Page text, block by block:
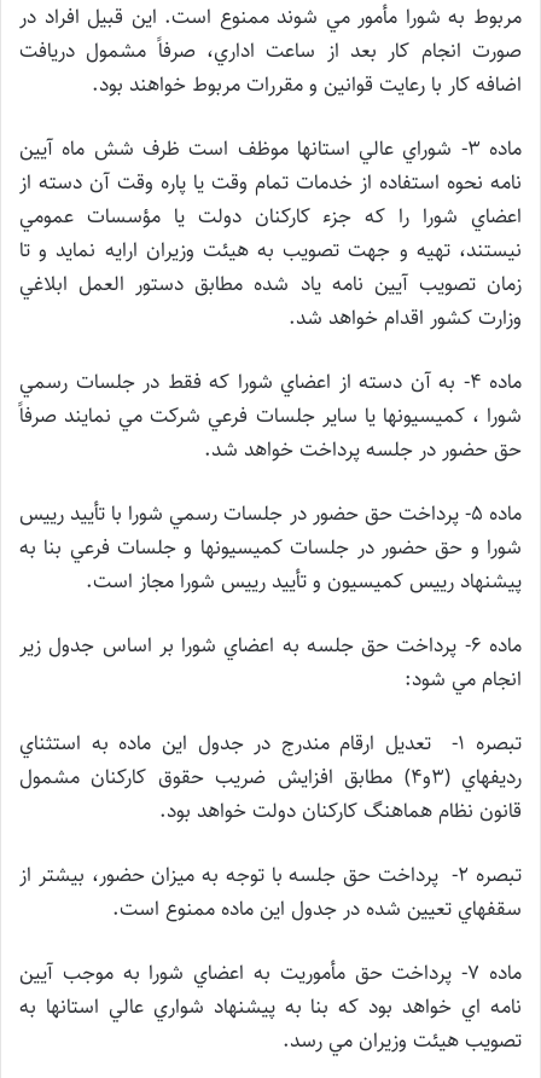
مربوط به شورا مأمور مي شوند ممنوع است. اين قبيل افراد در
صورت انجام كار بعد از ساعت اداري، صرفاً مشمول دريافت
اضافه كار با رعايت قوانين و مقررات مربوط خواهند بود.
ماده 3- شوراي عالي استانها موظف است ظرف شش ماه آيين
نامه نحوه استفاده از خدمات تمام وقت يا پاره وقت آن دسته از
اعضاي شورا را كه جزء كاركنان دولت يا مؤسسات عمومي
نيستند، تهيه و جهت تصويب به هيئت وزيران ارايه نمايد و تا
زمان تصويب آيين نامه ياد شده مطابق دستور العمل ابلاغي
وزارت كشور اقدام خواهد شد.
ماده 4- به آن دسته از اعضاي شورا كه فقط در جلسات رسمي
شورا ، كميسيونها يا ساير جلسات فرعي شركت مي نمايند صرفاً
حق حضور در جلسه پرداخت خواهد شد.
ماده 5- پرداخت حق حضور در جلسات رسمي شورا با تأييد رييس
شورا و حق حضور در جلسات كميسيونها و جلسات فرعي بنا به
پيشنهاد رييس كميسيون و تأييد رييس شورا مجاز است.
ماده 6- پرداخت حق جلسه به اعضاي شورا بر اساس جدول زير
انجام مي شود:
تبصره 1- تعديل ارقام مندرج در جدول اين ماده به استثناي
رديفهاي (3و4) مطابق افزايش ضريب حقوق كاركنان مشمول
قانون نظام هماهنگ كاركنان دولت خواهد بود.
تبصره 2- پرداخت حق جلسه با توجه به ميزان حضور، بيشتر از
سقفهاي تعيين شده در جدول اين ماده ممنوع است.
ماده 7- پرداخت حق مأموريت به اعضاي شورا به موجب آيين
نامه اي خواهد بود كه بنا به پيشنهاد شواري عالي استانها به
تصويب هيئت وزيران مي رسد.